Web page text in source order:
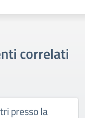
correlati
presso la